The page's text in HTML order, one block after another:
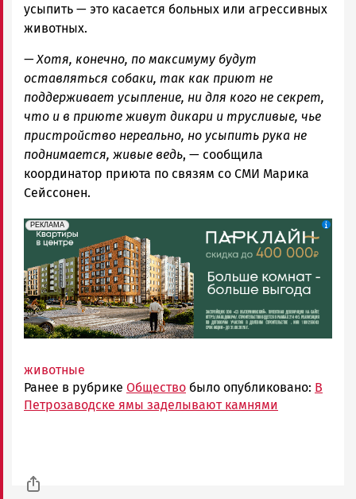
усыпить — это касается больных или агрессивных
животных.
— Хотя, конечно, по максимуму будут
оставляться собаки, так как приют не
поддерживает усыпление, ни для кого не секрет,
что и в приюте живут дикари и трусливые, чье
пристройство нереально, но усыпить рука не
поднимается, живые ведь, — сообщила
координатор приюта по связям со СМИ Марика
Сейссонен.
erid: 2SDnjdeSPnB
РЕКЛАМА
Реклама
животные
Ранее в рубрике Общество было опубликовано: В
Петрозаводске ямы заделывают камнями